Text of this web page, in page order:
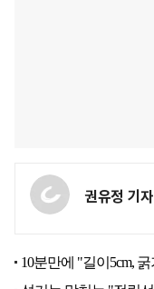
권유정 기자